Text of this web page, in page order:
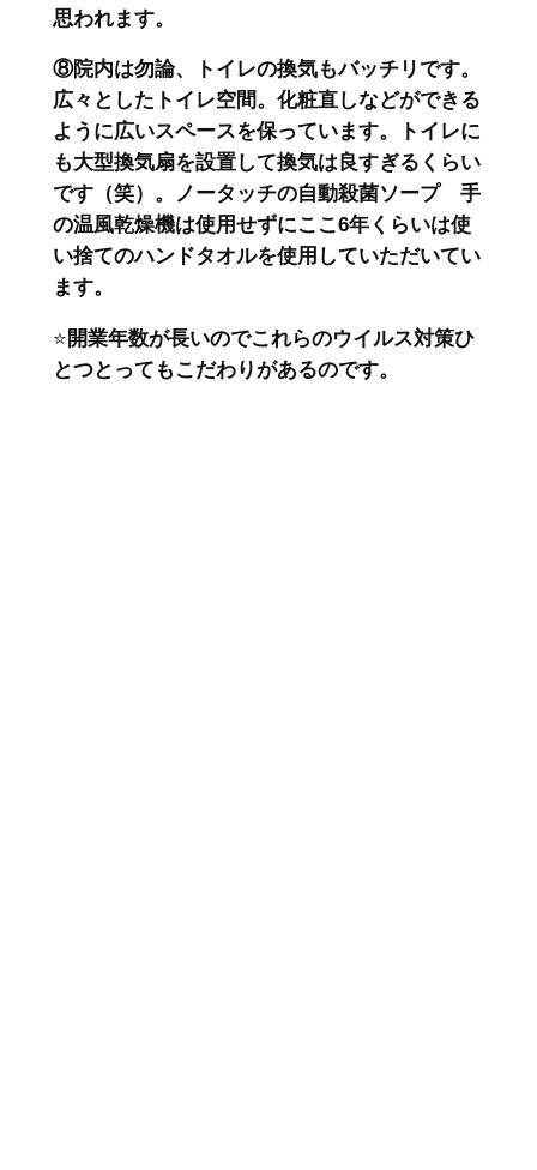
思われます。
⑧院内は勿論、トイレの換気もバッチリです。
広々としたトイレ空間。化粧直しなどができる
ように広いスペースを保っています。トイレに
も大型換気扇を設置して換気は良すぎるくらい
です（笑）。ノータッチの自動殺菌ソープ 手
の温風乾燥機は使用せずにここ6年くらいは使
い捨てのハンドタオルを使用していただいてい
ます。
⭐️開業年数が長いのでこれらのウイルス対策ひ
とつとってもこだわりがあるのです。